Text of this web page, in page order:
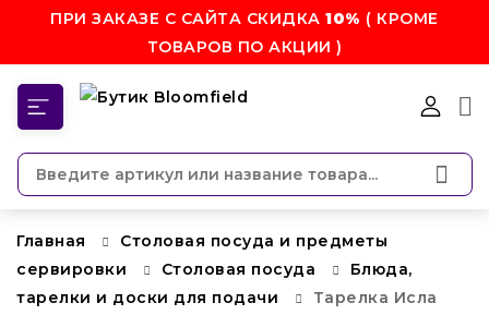
ПРИ ЗАКАЗЕ С САЙТА СКИДКА10% ( КРОМЕ
ТОВАРОВ ПО АКЦИИ )
Главная
Столовая посуда и предметы
сервировки
Столовая посуда
Блюда,
тарелки и доски для подачи
Тарелка Исла